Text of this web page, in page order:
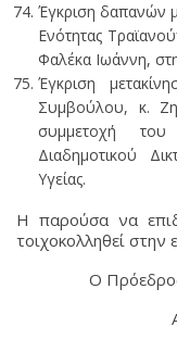
Έγκριση δαπανών
Ενότητας
Φαλέκα Ιωάννη,
Έγκριση
Συμβούλου, κ.
συμμετοχή
Διαδημοτικού
Υγείας.
Η παρούσα να
τοιχοκολληθεί
Ο